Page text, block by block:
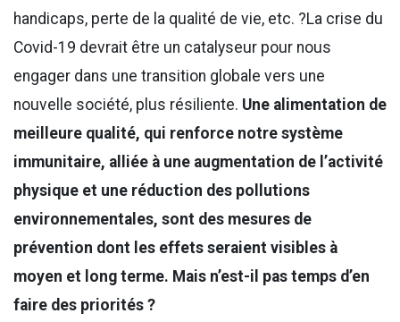
handicaps, perte de la qualité de vie, etc. ?La crise du
Covid-19 devrait être un catalyseur pour nous
engager dans une transition globale vers une
nouvelle société, plus résiliente. Une alimentation de
meilleure qualité, qui renforce notre système
immunitaire, alliée à une augmentation de l’activité
physique et une réduction des pollutions
environnementales, sont des mesures de
prévention dont les effets seraient visibles à
moyen et long terme. Mais n’est-il pas temps d’en
faire des priorités ?